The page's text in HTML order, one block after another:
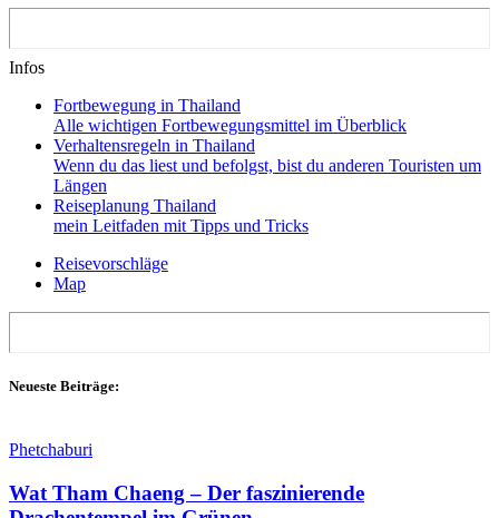
Infos
Fortbewegung in Thailand
Alle wichtigen Fortbewegungsmittel im Überblick
Verhaltensregeln in Thailand
Wenn du das liest und befolgst, bist du anderen Touristen um
Längen
Reiseplanung Thailand
mein Leitfaden mit Tipps und Tricks
Reisevorschläge
Map
Neueste Beiträge:
Phetchaburi
Wat Tham Chaeng – Der faszinierende